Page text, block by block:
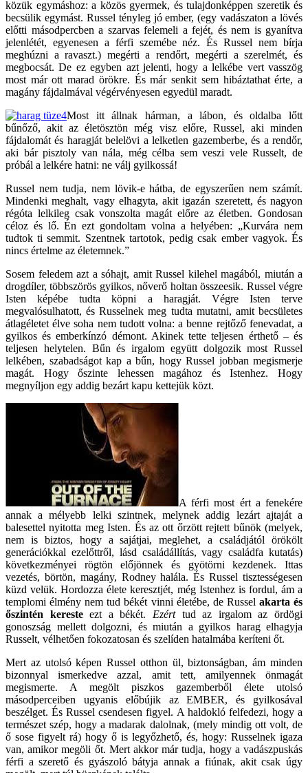
közük egymáshoz: a közös gyermek, és tulajdonképpen szeretik és
becsülik egymást. Russel tényleg jó ember, (egy vadászaton a lövés
előtti másodpercben a szarvas felemeli a fejét, és nem is gyanítva
jelenlétét, egyenesen a férfi szemébe néz. És Russel nem bírja
meghúzni a ravaszt.) megérti a rendőrt, megérti a szerelmét, és
megbocsát. De ez egyben azt jelenti, hogy a lelkébe vert vasszög
most már ott marad örökre. És már senkit sem hibáztathat érte, a
magány fájdalmával végérvényesen egyedül maradt.
Most itt állnak hárman, a lábon, és oldalba lőtt
bűnőző, akit az életösztön még visz előre, Russel, aki minden
fájdalomát és haragját belelövi a lelketlen gazemberbe, és a rendőr,
aki bár pisztoly van nála, még célba sem veszi vele Russelt, de
próbál a lelkére hatni: ne válj gyilkossá!
Russel nem tudja, nem lövik-e hátba, de egyszerűen nem számít.
Mindenki meghalt, vagy elhagyta, akit igazán szeretett, és nagyon
régóta lelkileg csak vonszolta magát előre az életben. Gondosan
céloz és lő. Én ezt gondoltam volna a helyében: „Kurvára nem
tudtok ti semmit. Szentnek tartotok, pedig csak ember vagyok. És
nincs értelme az életemnek.”
Sosem feledem azt a sóhajt, amit Russel kilehel magából, miután a
drogdíler, többszörös gyilkos, nőverő holtan összeesik. Russel végre
Isten képébe tudta köpni a haragját. Végre Isten terve
megvalósulhatott, és Russelnek meg tudta mutatni, amit becsületes
átlagéletet élve soha nem tudott volna: a benne rejtőző fenevadat, a
gyilkos és emberkínzó démont. Akinek tette teljesen érthető – és
teljesen helytelen. Bűn és irgalom együtt dolgozik most Russel
lelkében, szabadságot kap a bűn, hogy Russel jobban megismerje
magát. Hogy őszinte lehessen magához és Istenhez. Hogy
megnyíljon egy addig bezárt kapu kettejük közt.
A férfi most ért a fenekére
annak a mélyebb lelki szintnek, melynek addig lezárt ajtaját a
balesettel nyitotta meg Isten. És az ott őrzött rejtett bűnök (melyek,
nem is biztos, hogy a sajátjai, meglehet, a családjától örökölt
generációkkal ezelőttről, lásd családállítás, vagy családfa kutatás)
következményei rögtön előjönnek és gyötörni kezdenek. Ittas
vezetés, börtön, magány, Rodney halála. És Russel tisztességesen
küzd velük. Hordozza élete keresztjét, még Istenhez is fordul, ám a
templomi élmény nem tud békét vinni életébe, de Russel akarta és
őszintén keresteezt a békét. Ezérttud az irgalom az ördögi
gonoszság mellett dolgozni, és miután a gyilkos harag elhagyja
Russelt, vélhetően fokozatosan és szelíden hatalmába keríteni őt.
Mert az utolsó képen Russel otthon ül, biztonságban, ám minden
bizonnyal ismerkedve azzal, amit tett, amilyennek önmagát
megismerte. A megölt piszkos gazemberből élete utolsó
másodperceiben ugyanis előbújik az EMBER, és gyilkosával
beszélget. És Russel csendesen figyel. A haldokló felfedezi, hogy a
természet szép, hogy a madarak dalolnak, (mely mindig ott volt, de
ő sose figyelt rá) hogy ő is legyőzhető, és, hogy: Russelnek igaza
van, amikor megöli őt. Mert akkor már tudja, hogy a vadászpuskás
férfi a szerető és gyászoló bátyja annak a fiúnak, akit csak úgy